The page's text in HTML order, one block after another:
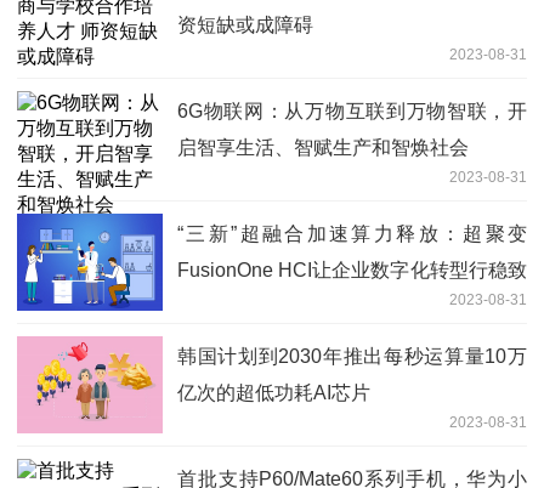
资短缺或成障碍
2023-08-31
6G物联网：从万物互联到万物智联，开
启智享生活、智赋生产和智焕社会
2023-08-31
“三新”超融合加速算力释放：超聚变
FusionOne HCI让企业数字化转型行稳致
2023-08-31
韩国计划到2030年推出每秒运算量10万
亿次的超低功耗AI芯片
2023-08-31
首批支持P60/Mate60系列手机，华为小